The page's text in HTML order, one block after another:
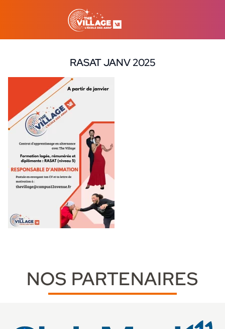
RASAT JANV 2025
10 juillet 2025
NOS PARTENAIRES